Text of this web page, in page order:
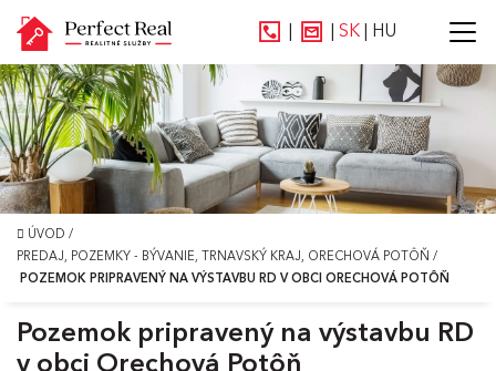
SK HU
ÚVOD /
PREDAJ, POZEMKY - BÝVANIE, TRNAVSKÝ KRAJ, ORECHOVÁ POTÔŇ /
POZEMOK PRIPRAVENÝ NA VÝSTAVBU RD V OBCI ORECHOVÁ POTÔŇ
Pozemok pripravený na výstavbu RD
v obci Orechová Potôň